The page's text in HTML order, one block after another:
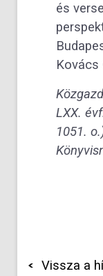
és
Kovács
LXX.
1051.
Vissza a